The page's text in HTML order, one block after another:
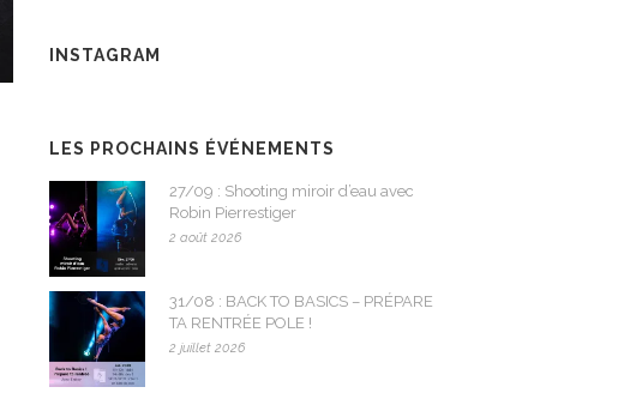
INSTAGRAM
LES PROCHAINS ÉVÉNEMENTS
27/09 : Shooting miroir d’eau avec
Robin Pierrestiger
2 août 2026
31/08 : BACK TO BASICS – PRÉPARE
TA RENTRÉE POLE !
2 juillet 2026